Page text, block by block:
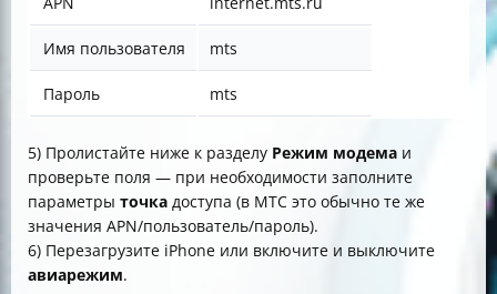
Имя пользователя mts
Пароль mts
5) Пролистайте ниже к разделу Режим модема и
проверьте поля — при необходимости заполните
параметры точка доступа (в МТС это обычно те же
значения APN/пользователь/пароль).
6) Перезагрузите iPhone или включите и выключите
авиарежим.